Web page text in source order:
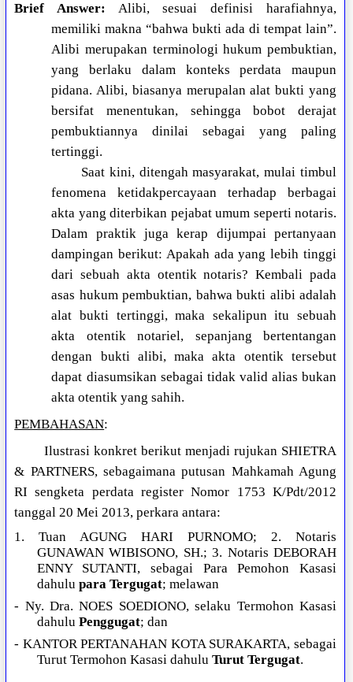
Brief Answer: Alibi, sesuai definisi harafiahnya,
memiliki makna “bahwa bukti ada di tempat lain”.
Alibi merupakan terminologi hukum pembuktian,
yang berlaku dalam konteks perdata maupun
pidana. Alibi, biasanya merupalan alat bukti yang
bersifat menentukan, sehingga bobot derajat
pembuktiannya dinilai sebagai yang paling
tertinggi.
Saat kini, ditengah masyarakat, mulai timbul
fenomena ketidakpercayaan terhadap berbagai
akta yang diterbikan pejabat umum seperti notaris.
Dalam praktik juga kerap dijumpai pertanyaan
dampingan berikut: Apakah ada yang lebih tinggi
dari sebuah akta otentik notaris? Kembali pada
asas hukum pembuktian, bahwa bukti alibi adalah
alat bukti tertinggi, maka sekalipun itu sebuah
akta otentik notariel, sepanjang bertentangan
dengan bukti alibi, maka akta otentik tersebut
dapat diasumsikan sebagai tidak valid alias bukan
akta otentik yang sahih.
PEMBAHASAN:
Ilustrasi konkret berikut menjadi rujukan SHIETRA
& PARTNERS, sebagaimana putusan Mahkamah Agung
RI sengketa perdata register Nomor 1753 K/Pdt/2012
tanggal 20 Mei 2013, perkara antara:
1. Tuan AGUNG HARI PURNOMO; 2. Notaris
GUNAWAN WIBISONO, SH.; 3. Notaris DEBORAH
ENNY SUTANTI, sebagai Para Pemohon Kasasi
dahulu para Tergugat; melawan
- Ny. Dra. NOES SOEDIONO, selaku Termohon Kasasi
dahulu Penggugat; dan
- KANTOR PERTANAHAN KOTA SURAKARTA, sebagai
Turut Termohon Kasasi dahulu Turut Tergugat.